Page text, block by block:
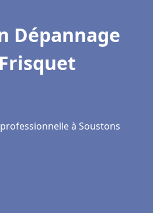
Dépannage
à Soustons